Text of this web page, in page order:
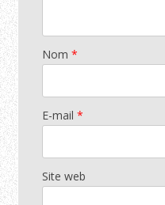
Nom *
E-mail *
Site web